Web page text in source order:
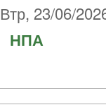
Втр, 23/06/
НПА